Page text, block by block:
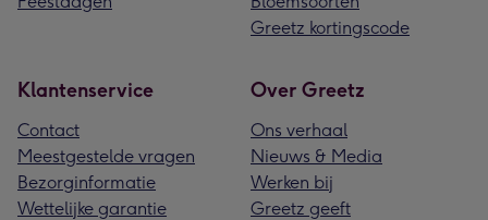
Greetz kortingscode
Klantenservice
Contact
Meestgestelde vragen
Bezorginformatie
Wettelijke garantie
Over Greetz
Ons verhaal
Nieuws & Media
Werken bij
Greetz geeft